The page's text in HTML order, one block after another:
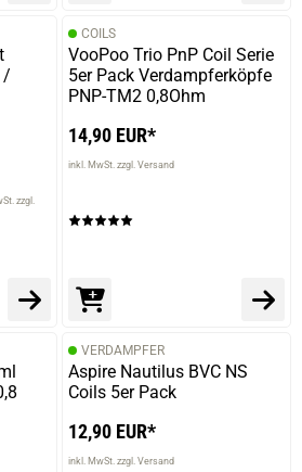
/
zzgl.
COILS
VooPoo Trio PnP Coil Serie
5er Pack Verdampferköpfe
PNP-TM2 0,8Ohm
14,90 EUR*
inkl. MwSt. zzgl. Versand
VERDAMPFER
Aspire Nautilus BVC NS
Coils 5er Pack
12,90 EUR*
inkl. MwSt. zzgl. Versand